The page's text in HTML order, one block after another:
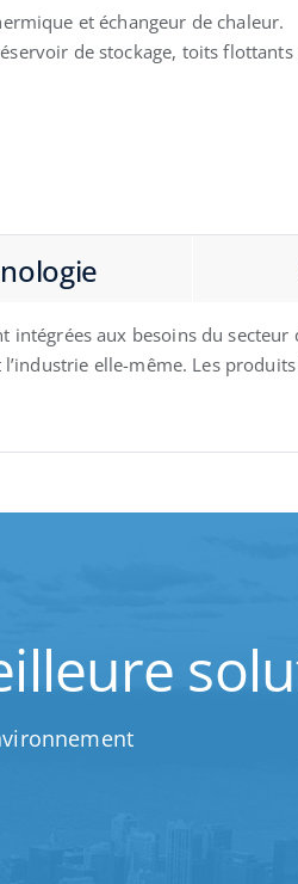
et échangeur de chaleur.
de stockage, toits
aux besoins du secteur
elle-même. Les